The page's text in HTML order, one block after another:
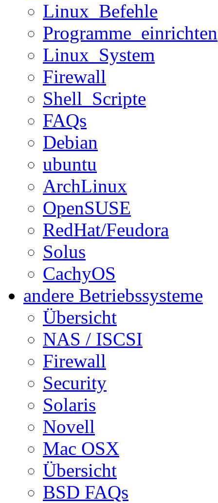
Linux_Befehle
Programme_einrichten
Linux_System
Firewall
Shell_Scripte
FAQs
Debian
ubuntu
ArchLinux
OpenSUSE
RedHat/Feudora
Solus
CachyOS
andere Betriebssysteme
Übersicht
NAS / ISCSI
Firewall
Security
Solaris
Novell
Mac OSX
Übersicht
BSD FAQs